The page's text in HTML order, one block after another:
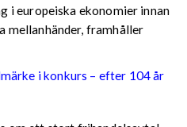
i europeiska ekonomier innan
mellanhänder, framhåller
i konkurs – efter 104 år